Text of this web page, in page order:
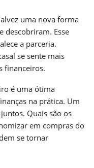
uma nova forma
descobriram. Esse
a parceria.
se sente mais
financeiros.
é uma ótima
na prática. Um
Quais são os
em compras do
se tornar